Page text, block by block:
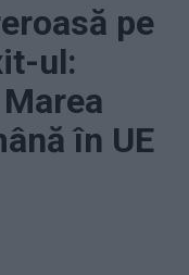
pe
ul:
în UE